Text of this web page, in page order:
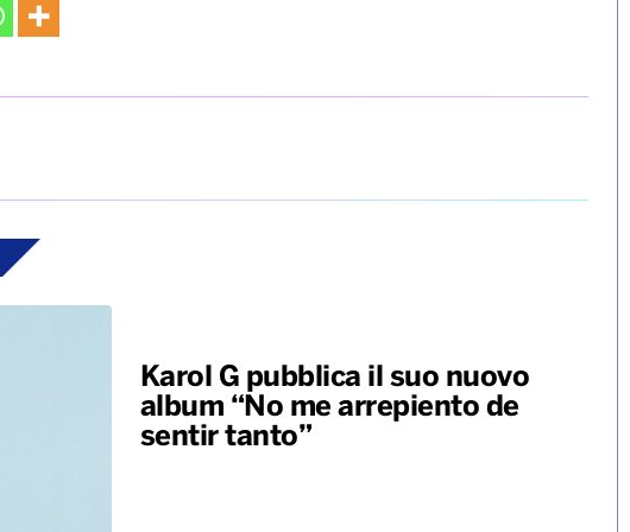
Karol G pubblica il suo nuovo
album “No me arrepiento de
sentir tanto”